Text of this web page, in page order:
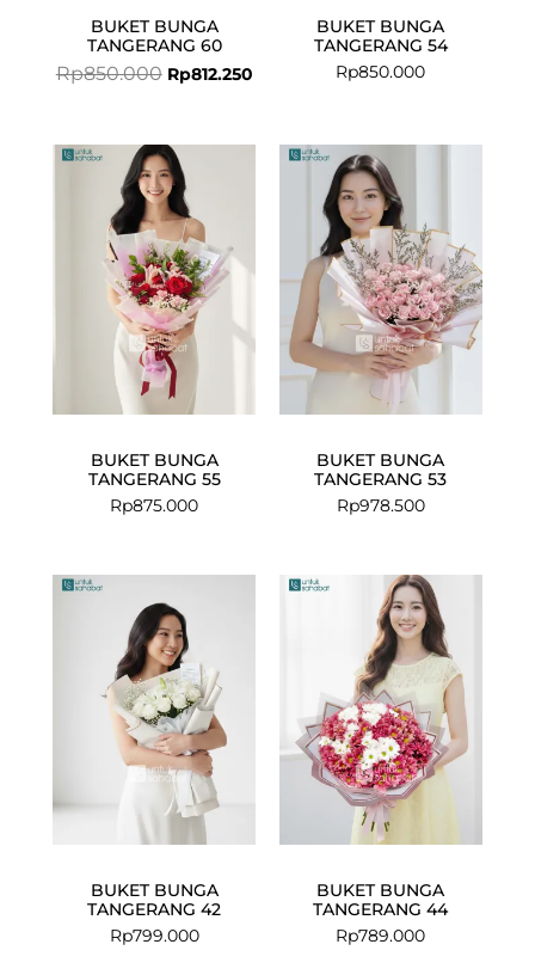
BUKET BUNGA
TANGERANG 60
Rp850.000 Rp812.250
BUKET BUNGA
TANGERANG 54
Rp850.000
BUKET BUNGA
TANGERANG 55
Rp875.000
BUKET BUNGA
TANGERANG 53
Rp978.500
BUKET BUNGA
TANGERANG 42
Rp799.000
BUKET BUNGA
TANGERANG 44
Rp789.000